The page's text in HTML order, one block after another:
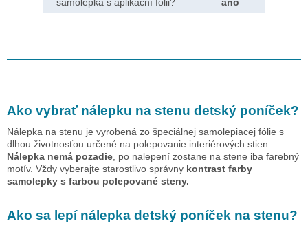
samolepka s aplikační fólii? ano
Ako vybrať nálepku na stenu detský poníček?
Nálepka na stenu je vyrobená zo špeciálnej samolepiacej fólie s
dlhou životnosťou určené na polepovanie interiérových stien.
Nálepka nemá pozadie, po nalepení zostane na stene iba farebný
motív. Vždy vyberajte starostlivo správny kontrast farby
samolepky s farbou polepované steny.
Ako sa lepí nálepka detský poníček na stenu?